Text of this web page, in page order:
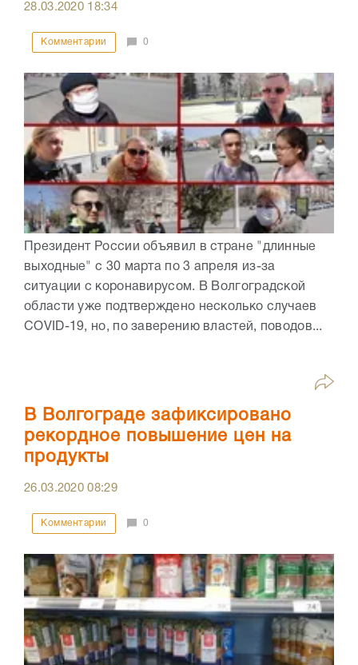
28.03.2020 18:34
Комментарии 0
Президент России объявил в стране "длинные
выходные" с 30 марта по 3 апреля из-за
ситуации с коронавирусом. В Волгоградской
области уже подтверждено несколько случаев
COVID-19, но, по заверению властей, поводов...
В Волгограде зафиксировано
рекордное повышение цен на
продукты
26.03.202008:29
Комментарии 0